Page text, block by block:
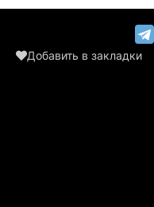
Добавить в закладки